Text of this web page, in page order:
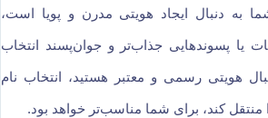
به دنبال ایجاد هویتی مدرن و پویا است،
یا پسوندهایی جذاب‌تر و جوان‌پسند انتخاب
هویتی رسمی و معتبر هستید، انتخاب نام
کند، برای شما مناسب‌تر خواهد بود.